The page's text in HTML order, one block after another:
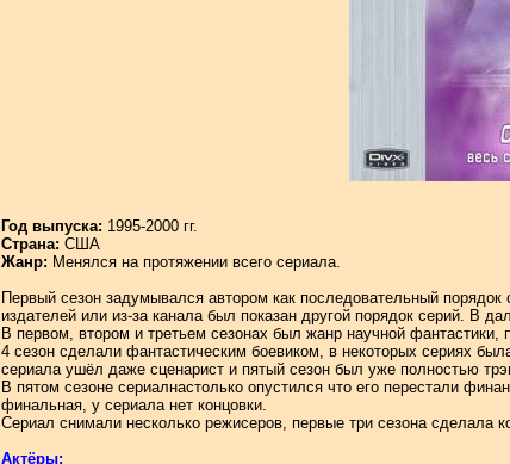
Год выпуска: 1995-2000 гг.
Страна: США
Жанр: Менялся на протяжении всего сериала.
Первый сезон задумывался автором как последовательный
издателей или из-за канала был показан другой порядок серий. В
В первом, втором и третьем сезонах был жанр научной
4 сезон сделали фантастическим боевиком, в некоторых сериях
сериала ушёл даже сценарист и пятый сезон был уже полностью
В пятом сезоне сериалнастолько опустился что его перестали
финальная, у сериала нет концовки.
Сериал снимали несколько режисеров, первые три сезона сделала
Актёры: